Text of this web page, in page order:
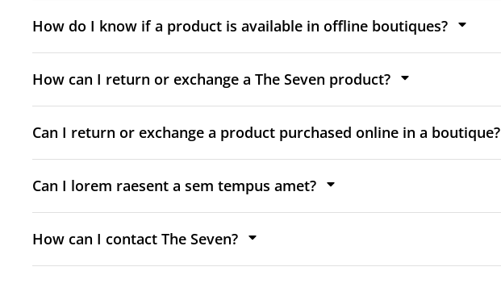
How do I know if a product is available in offline boutiques?
How can I return or exchange a The Seven product?
Can I return or exchange a product purchased online in a boutique?
Can I lorem raesent a sem tempus amet?
How can I contact The Seven?